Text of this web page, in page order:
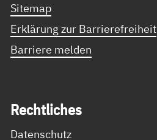
Sitemap
Erklärung zur Barrierefreiheit
Barriere melden
Recht­li­ches
Datenschutz